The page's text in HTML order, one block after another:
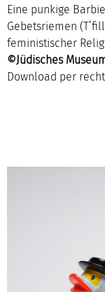
Eine punkige
Gebetsriemen
feministischer
©Jüdisches
Download per